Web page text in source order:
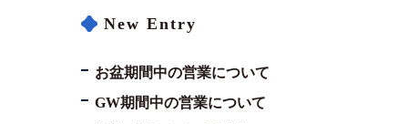
New Entry
お盆期間中の営業について
GW期間中の営業について